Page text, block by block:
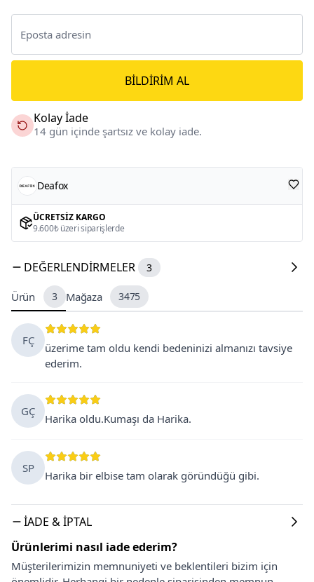
BILDIRIM AL
Kolay İade
14 gün içinde şartsız ve kolay iade.
Deafox
ÜCRETSIZ KARGO
9.600₺ üzeri siparişlerde
DEĞERLENDIRMELER 3
Ürün 3 Mağaza 3475
FÇ
üzerime tam oldu kendi bedeninizi almanızı tavsiye
ederim.
GÇ
Harika oldu.Kumaşı da Harika.
SP
Harika bir elbise tam olarak göründüğü gibi.
İADE & İPTAL
Ürünlerimi nasıl iade ederim?
Müşterilerimizin memnuniyeti ve beklentileri bizim için